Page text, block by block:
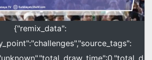
{"remix_data":